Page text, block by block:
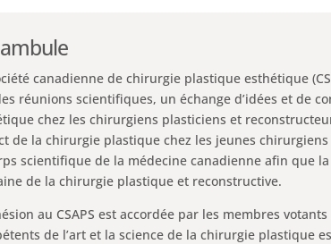
canadienne de chirurgie plastique esthétique
réunions scientifiques, un échange d’idées et de
chez les chirurgiens plasticiens et
de la chirurgie plastique chez les jeunes
scientifique de la médecine canadienne afin que
de la chirurgie plastique et reconstructive.
au CSAPS est accordée par les membres
de l’art et la science de la chirurgie plastique